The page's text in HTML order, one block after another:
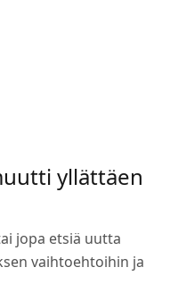
yllättäen
jopa etsiä uutta
vaihtoehtoihin ja